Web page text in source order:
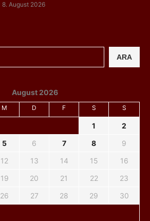
8. August 2026
ARA
August 2026
M D F S S
1
2
5 6 7 8
9
12 13 14 15
16
19 20 21 22
23
26 27 28 29
30